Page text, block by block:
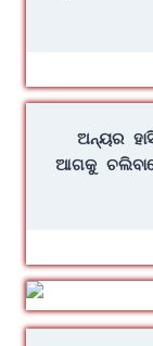
ଅନ୍ୟର
ଆଗକୁ